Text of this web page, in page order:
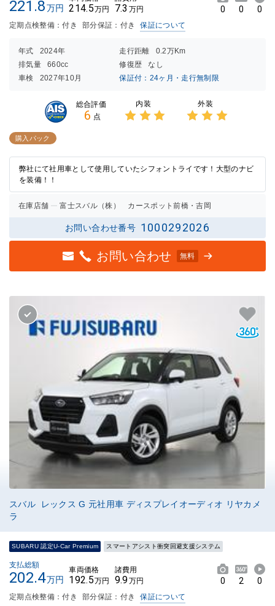
221.8万円 214.5万円 7.3 万円 0 0 0
定期点検整備：付き 部分保証：付き 保証について
年式 2024年 走行距離
0.2万Km
排気量
660cc 修復歴
なし
車検
2027年10月 保証付：24ヶ月・走行無制限
総合評価
6 点
内装 外装
購入パック
弊社にて社用車として使用していたシフォントライです！大型のナビ
を装備！！
在庫店舗 富士スバル（株） カースポット前橋・吉岡
お問い合わせ番号 1000292026
お問い合わせ 無料
スバル レックス G 元社用車 ディスプレイオーディオ リヤカメ
ラ
SUBARU 認定U-Car Premium スマートアシスト衝突回避支援システム
支払総額
202.4万円
車両価格
192.5万円
諸費用
9.9万円 0 2 0
定期点検整備：付き 部分保証：付き 保証について